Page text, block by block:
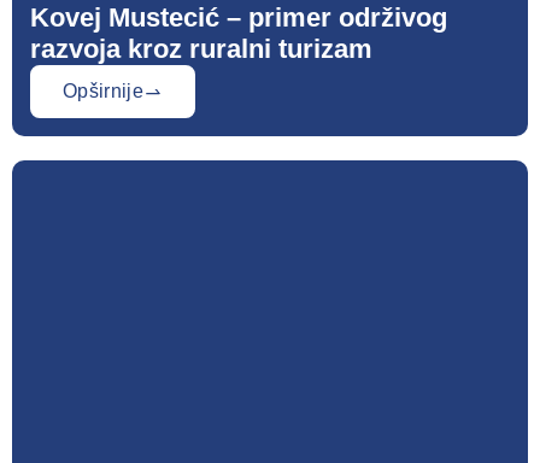
Kovej Mustecić – primer održivog
razvoja kroz ruralni turizam
Opširnije